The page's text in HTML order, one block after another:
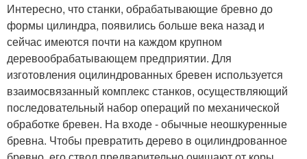
Интересно, что станки, обрабатывающие бревно до
формы цилиндра, появились больше века назад и
сейчас имеются почти на каждом крупном
деревообрабатывающем предприятии. Для
изготовления оцилиндрованных бревен используется
взаимосвязанный комплекс станков, осуществляющий
последовательный набор операций по механической
обработке бревен. На входе - обычные неошкуренные
бревна. Чтобы превратить дерево в оцилиндрованное